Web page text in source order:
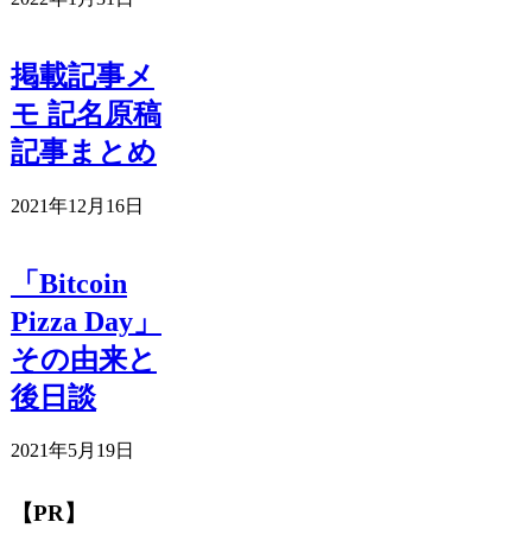
掲載記事メ
モ 記名原稿
記事まとめ
2021年12月16日
「Bitcoin
Pizza Day」
その由来と
後日談
2021年5月19日
【PR】